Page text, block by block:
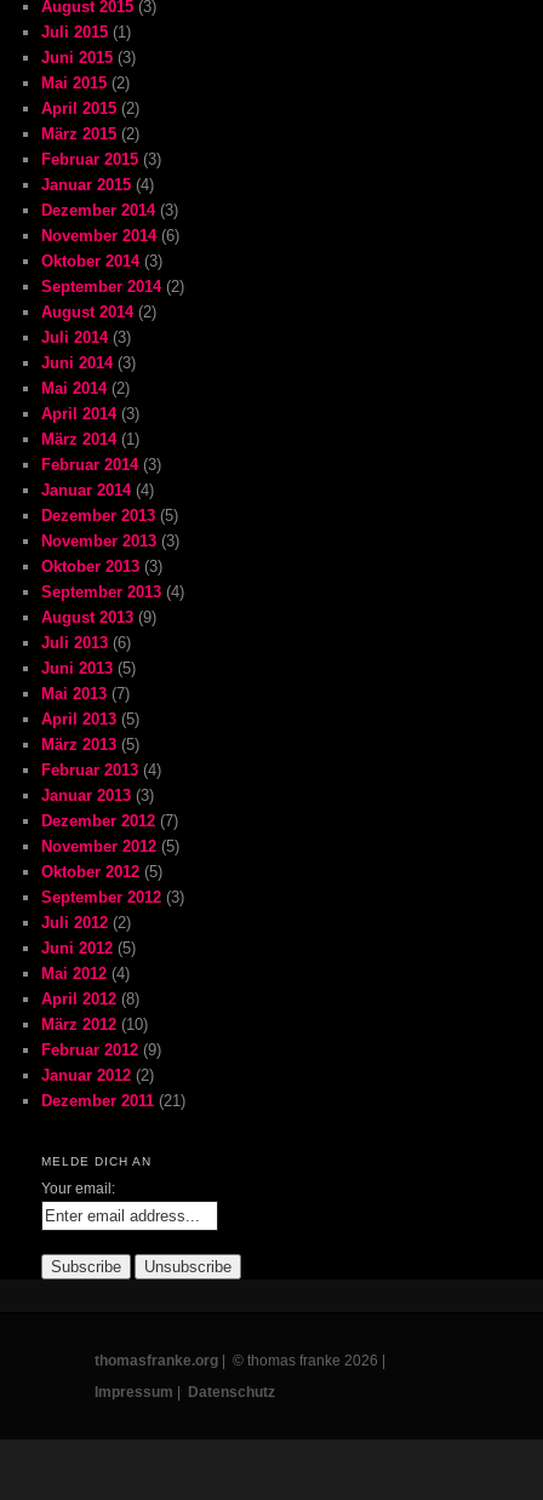
August 2015 (3)
Juli 2015 (1)
Juni 2015 (3)
Mai 2015 (2)
April 2015 (2)
März 2015 (2)
Februar 2015 (3)
Januar 2015 (4)
Dezember 2014(3)
November 2014(6)
Oktober 2014(3)
September 2014(2)
August 2014(2)
Juli 2014(3)
Juni 2014(3)
Mai 2014(2)
April 2014(3)
März 2014(1)
Februar 2014(3)
Januar 2014(4)
Dezember 2013 (5)
November 2013 (3)
Oktober 2013 (3)
September 2013 (4)
August 2013 (9)
Juli 2013 (6)
Juni 2013 (5)
Mai 2013 (7)
April 2013 (5)
März 2013 (5)
Februar 2013 (4)
Januar 2013 (3)
Dezember 2012 (7)
November 2012 (5)
Oktober 2012 (5)
September 2012 (3)
Juli 2012 (2)
Juni 2012 (5)
Mai 2012 (4)
April 2012 (8)
März 2012 (10)
Februar 2012 (9)
Januar 2012 (2)
Dezember 2011 (21)
MELDE DICH AN
Your email:
thomasfranke.org | © thomas franke 2026 |
Impressum
Datenschutz